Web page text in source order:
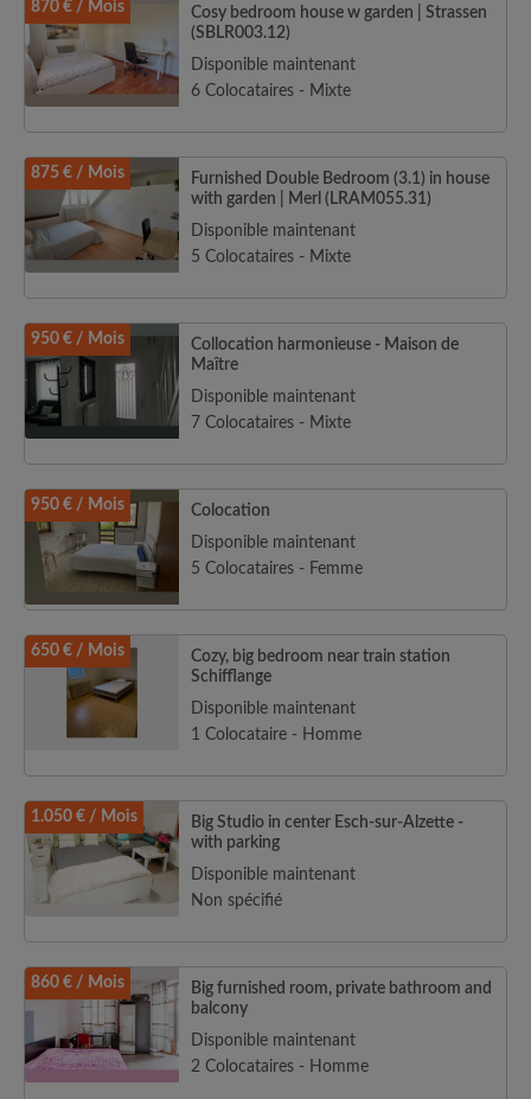
870 € / Mois
Cosy bedroom house w garden | Strassen
(SBLR003.12)
Disponible maintenant
6 Colocataires - Mixte
875 € / Mois
Furnished Double Bedroom (3.1) in house
with garden | Merl (LRAM055.31)
Disponible maintenant
5 Colocataires - Mixte
950 € / Mois
Collocation harmonieuse - Maison de
Maître
Disponible maintenant
7 Colocataires - Mixte
950 € / Mois
Colocation
Disponible maintenant
5 Colocataires - Femme
650 € / Mois
Cozy, big bedroom near train station
Schifflange
Disponible maintenant
1 Colocataire - Homme
1.050 € / Mois
Big Studio in center Esch-sur-Alzette -
with parking
Disponible maintenant
Non spécifié
860 € / Mois
Big furnished room, private bathroom and
balcony
Disponible maintenant
2 Colocataires - Homme